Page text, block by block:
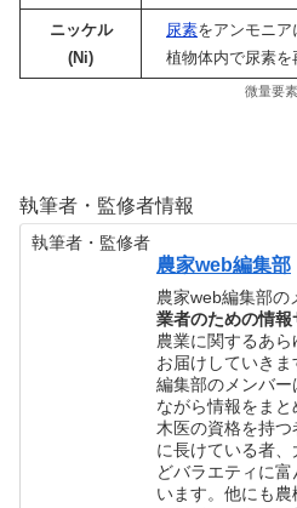
ニッケル
(Ni)
尿素をアンモニア
植物体内で尿素を
微量要素
執筆者・監修者情報
執筆者・監修者
農家web編集部
農家web編集部の
業者のための情報
農業に関するあ
お届けしていきま
編集部のメンバー
ながら情報をま
木医の資格を持
に長けている者
どバラエティに
います。他にも農